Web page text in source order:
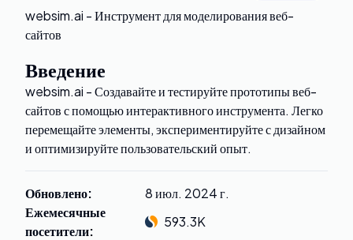
websim.ai - Инструмент для моделирования веб-
сайтов
Введение
websim.ai - Создавайте и тестируйте прототипы веб-
сайтов с помощью интерактивного инструмента. Легко
перемещайте элементы, экспериментируйте с дизайном
и оптимизируйте пользовательский опыт.
Обновлено:
8 июл. 2024 г.
Ежемесячные
посетители:
593.3K